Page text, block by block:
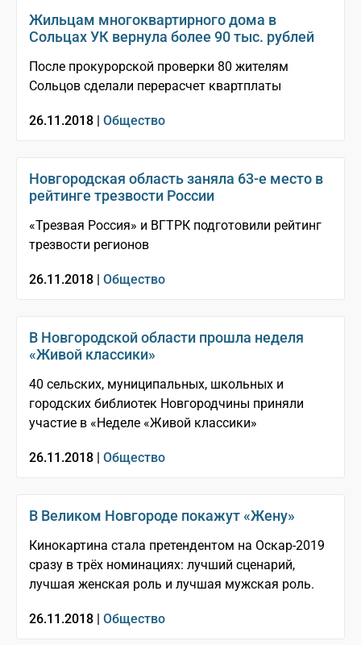
Жильцам многоквартирного дома в
Сольцах УК вернула более 90 тыс. рублей
После прокурорской проверки 80 жителям
Сольцов сделали перерасчет квартплаты
26.11.2018 | Общество
Новгородская область заняла 63-е место в
рейтинге трезвости России
«Трезвая Россия» и ВГТРК подготовили рейтинг
трезвости регионов
26.11.2018 | Общество
В Новгородской области прошла неделя
«Живой классики»
40 сельских, муниципальных, школьных и
городских библиотек Новгородчины приняли
участие в «Неделе «Живой классики»
26.11.2018 | Общество
В Великом Новгороде покажут «Жену»
Кинокартина стала претендентом на Оскар-2019
сразу в трёх номинациях: лучший сценарий,
лучшая женская роль и лучшая мужская роль.
26.11.2018 | Общество